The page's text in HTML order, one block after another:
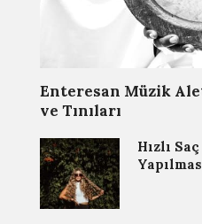
Enteresan Müzik
ve Tınıları
Hızlı